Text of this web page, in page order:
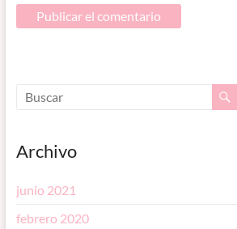
Archivo
junio 2021
febrero 2020